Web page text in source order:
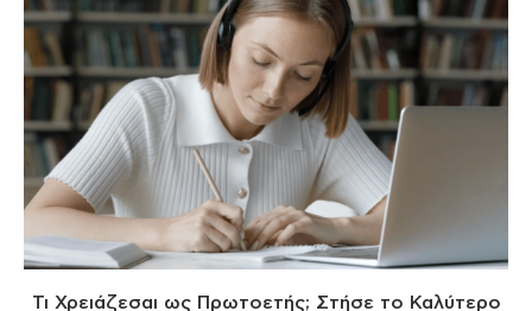
Τι Χρειάζεσαι ως Πρωτοετής; Στήσε το Καλύτερο